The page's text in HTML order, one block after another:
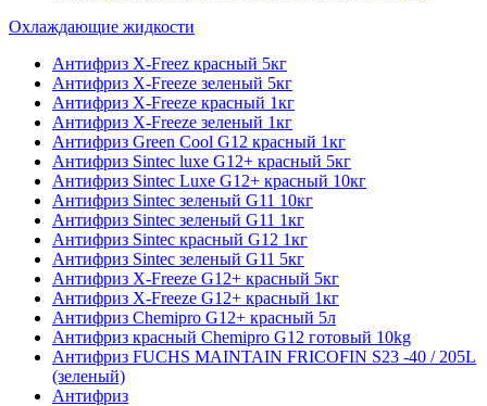
Охлаждающие жидкости
Антифриз X-Freez красный 5кг
Антифриз X-Freeze зеленый 5кг
Антифриз X-Freeze красный 1кг
Антифриз X-Freeze зеленый 1кг
Антифриз Green Cool G12 красный 1кг
Антифриз Sintec luxe G12+ красный 5кг
Антифриз Sintec Luxe G12+ красный 10кг
Антифриз Sintec зеленый G11 10кг
Антифриз Sintec зеленый G11 1кг
Антифриз Sintec красный G12 1кг
Антифриз Sintec зеленый G11 5кг
Антифриз X-Freeze G12+ красный 5кг
Антифриз X-Freeze G12+ красный 1кг
Антифриз Chemipro G12+ красный 5л
Антифриз красный Chemipro G12 готовый 10kg
Антифриз FUCHS MAINTAIN FRICOFIN S23 -40 / 205L
(зеленый)
Антифриз